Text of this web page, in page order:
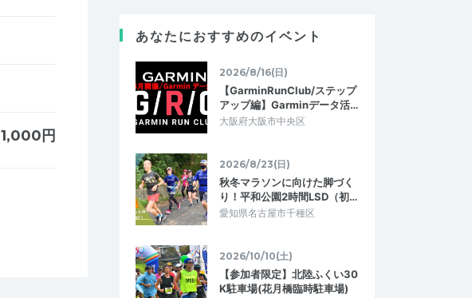
1,000円
あなたにおすすめのイベント
2026/8/16(日)
【GarminRunClub/ステップ
アップ編】Garminデータ活…
大阪府大阪市中央区
2026/8/23(日)
秋冬マラソンに向けた脚づく
り！平和公園2時間LSD（初…
愛知県名古屋市千種区
2026/10/10(土)
【参加者限定】北陸ふくい30
K駐車場(花月橋臨時駐車場)